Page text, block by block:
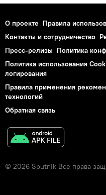
О проекте Правила
Контакты и сотрудничество
Пресс-релизы Политика
Политика использования
логирования
Правила применения
технологий
Обратная связь
© 2026 Sputnik Все права